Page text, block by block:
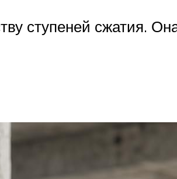
ступеней сжатия.